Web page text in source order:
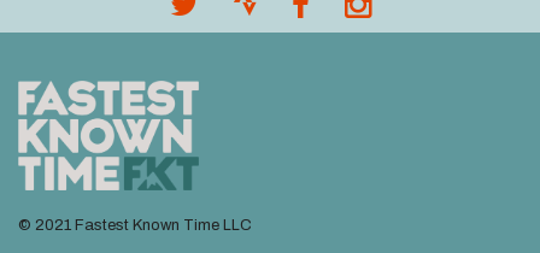
© 2021 Fastest Known Time LLC